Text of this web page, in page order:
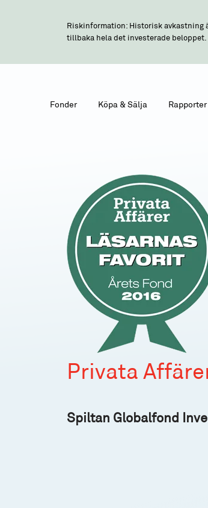
Riskinformation: Historisk avkastning
tillbaka hela det investerade beloppet.
Fonder Köpa & Sälja Rapporter
Privata
Spiltan Globalfond